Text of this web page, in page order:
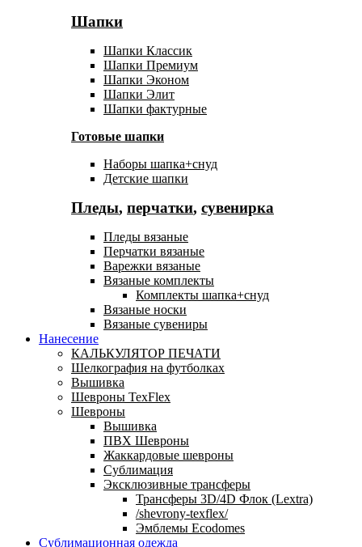
Шапки
Шапки Классик
Шапки Премиум
Шапки Эконом
Шапки Элит
Шапки фактурные
Готовые шапки
Наборы шапка+снуд
Детские шапки
Пледы, перчатки, сувенирка
Пледы вязаные
Перчатки вязаные
Варежки вязаные
Вязаные комплекты
Комплекты шапка+снуд
Вязаные носки
Вязаные сувениры
Нанесение
КАЛЬКУЛЯТОР ПЕЧАТИ
Шелкография на футболках
Вышивка
Шевроны TexFlex
Шевроны
Вышивка
ПВХ Шевроны
Жаккардовые шевроны
Сублимация
Эксклюзивные трансферы
Трансферы 3D/4D Флок (Lextra)
/shevrony-texflex/
Эмблемы Ecodomes
Сублимационная одежда